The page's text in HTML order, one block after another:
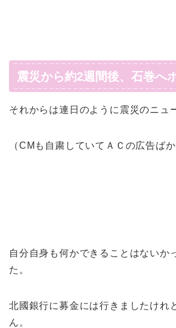
震災から約2週間後、石巻へ
それからは連日のように震災のニュ
（CMも自粛していてＡＣの広告ば
自分自身も何かできることはないか
た。
北國銀行に募金には行きましたけれ
ん。